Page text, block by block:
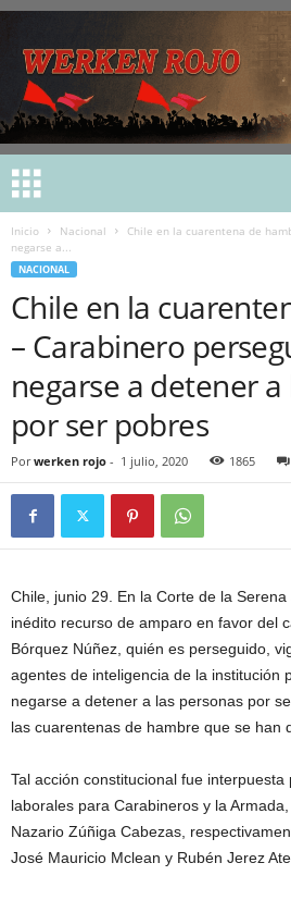
Inicio Nacional
Chile en la cuarentena de
negarse a...
NACIONAL
Chile en la
– Carabinero
negarse a detener
por ser pobres
Por werken rojo - 1 julio, 2020 1865
Chile, junio 29. En la Corte de la
inédito recurso de amparo en favor del
Bórquez Núñez, quién es perseguido,
agentes de inteligencia de la institución
negarse a detener a las personas por
las cuarentenas de hambre que se han
Tal acción constitucional fue interpuesta
laborales para Carabineros y la
Nazario Zúñiga Cabezas,
José Mauricio Mclean y Rubén Jerez